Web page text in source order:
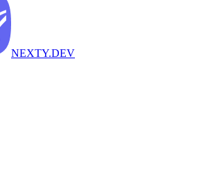
NEXTY.DEV